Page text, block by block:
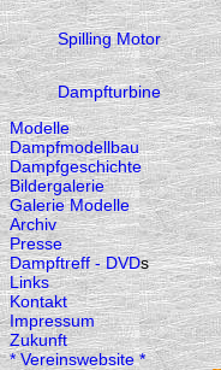
Spilling Motor
Dampfturbine
Modelle
Dampfmodellbau
Dampfgeschichte
Bildergalerie
Galerie Modelle
Archiv
Presse
Dampftreff - DVDs
Links
Kontakt
Impressum
Zukunft
* Vereinswebsite *